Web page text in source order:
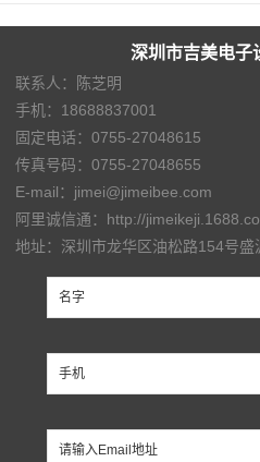
深圳市吉美电子
联系人：陈芝明
手机：18688837001
固定电话：0755-27048615
传真号码：0755-27048655
E-mail：jimei@jimeibee.com
阿里诚信通：http://
地址：深圳市龙华区油松路154号盛